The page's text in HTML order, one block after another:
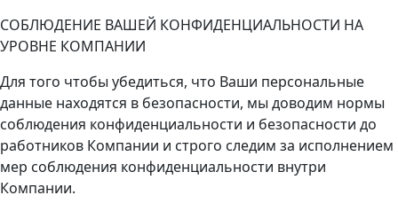
СОБЛЮДЕНИЕ ВАШЕЙ КОНФИДЕНЦИАЛЬНОСТИ НА
УРОВНЕ КОМПАНИИ
Для того чтобы убедиться, что Ваши персональные
данные находятся в безопасности, мы доводим нормы
соблюдения конфиденциальности и безопасности до
работников Компании и строго следим за исполнением
мер соблюдения конфиденциальности внутри
Компании.